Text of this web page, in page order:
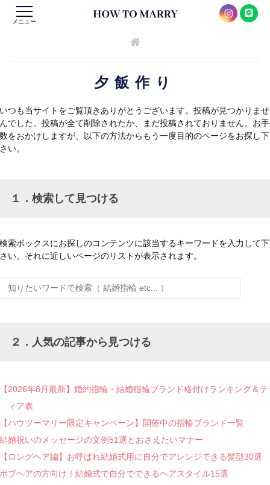
メニュー
夕飯作り
いつも当サイトをご覧頂きありがとうございます。投稿が見つかりませ
んでした。投稿が全て削除されたか、まだ投稿されておりません。お手
数をおかけしますが、以下の方法からもう一度目的のページをお探し下
さい。
１．検索して見つける
検索ボックスにお探しのコンテンツに該当するキーワードを入力して下
さい。それに近しいページのリストが表示されます。
２．人気の記事から見つける
【2026年8月最新】婚約指輪・結婚指輪ブランド格付けランキング＆テ
ィア表
【ハウツーマリー限定キャンペーン】開催中の指輪ブランド一覧
結婚祝いのメッセージの文例51選とおさえたいマナー
【ロングヘア編】お呼ばれ結婚式用に自分でアレンジできる髪型30選
ボブヘアの方向け！結婚式で自分でできるヘアスタイル15選